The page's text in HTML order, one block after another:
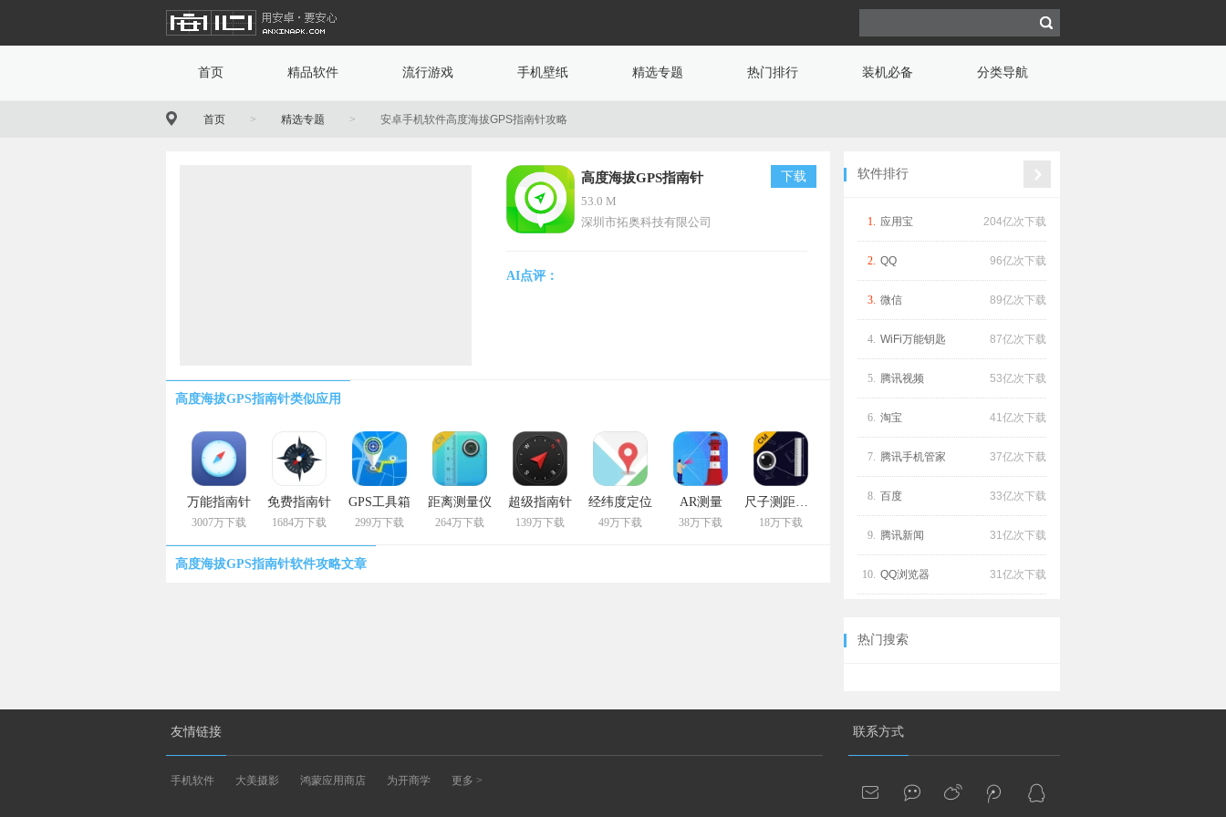
首页 精品软件 流行游戏 手机壁纸 精选专题 热门排行 装机必备 分类导航
首页 > 精选专题 > 安卓手机软件高度海拔GPS指南针攻略
高度海拔GPS指南针
53.0 M
深圳市拓奥科技有限公司
下载
AI点评：
高度海拔GPS指南针类似应用
万能指南针
3007万下载
免费指南针
1684万下载
GPS工具箱
299万下载
距离测量仪
264万下载
超级指南针
139万下载
经纬度定位
49万下载
AR测量
38万下载
尺子测距测量仪
18万下载
高度海拔GPS指南针软件攻略文章
软件排行
204亿次下载
1. 应用宝
96亿次下载
2. QQ
89亿次下载
3. 微信
87亿次下载
4. WiFi万能钥匙
53亿次下载
5. 腾讯视频
41亿次下载
6. 淘宝
37亿次下载
7. 腾讯手机管家
33亿次下载
8. 百度
31亿次下载
9. 腾讯新闻
31亿次下载
10. QQ浏览器
热门搜索
友情链接
手机软件 大美摄影 鸿蒙应用商店 为开商学 更多 >
联系方式